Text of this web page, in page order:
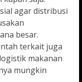
agar distribusi
besar.
terkait juga
makanan
mungkin